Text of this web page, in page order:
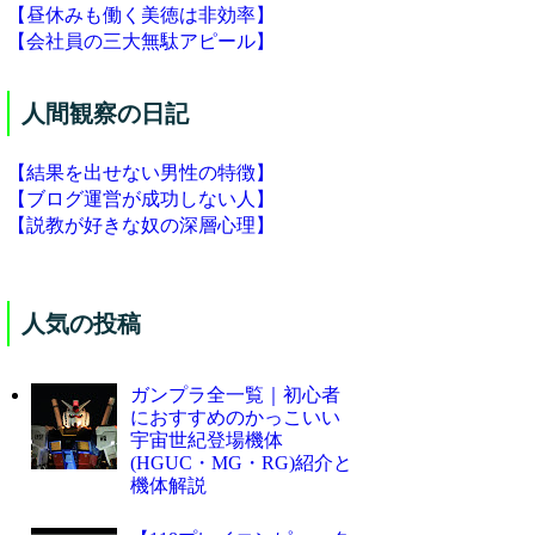
【昼休みも働く美徳は非効率】
【会社員の三大無駄アピール】
人間観察の日記
【結果を出せない男性の特徴】
【ブログ運営が成功しない人】
【説教が好きな奴の深層心理】
人気の投稿
ガンプラ全一覧｜初心者
におすすめのかっこいい
宇宙世紀登場機体
(HGUC・MG・RG)紹介と
機体解説